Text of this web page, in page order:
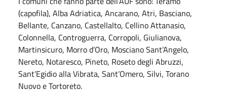
(capofila), Alba Adriatica, Ancarano, Atri, Basciano,
Bellante, Canzano, Castellalto, Cellino Attanasio,
Colonnella, Controguerra, Corropoli, Giulianova,
Martinsicuro, Morro d’Oro, Mosciano Sant’Angelo,
Nereto, Notaresco, Pineto, Roseto degli Abruzzi,
Sant’Egidio alla Vibrata, Sant’Omero, Silvi, Torano
Nuovo e Tortoreto.